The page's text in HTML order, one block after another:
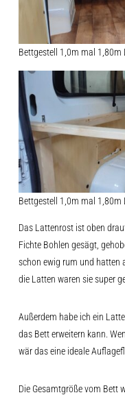
Bettgestell 1,0m mal
Bettgestell 1,0m mal
Das Lattenrost ist oben
Fichte Bohlen gesägt,
schon ewig rum und hatten
die Latten waren sie super
Außerdem habe ich ein
das Bett erweitern kann.
wär das eine ideale
Die Gesamtgröße vom Bett